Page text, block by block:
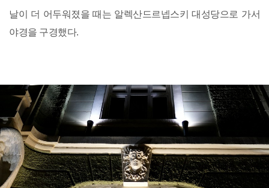
날이 더 어두워졌을 때는 알렉산드르넵스키 대성당으로 가서
야경을 구경했다.